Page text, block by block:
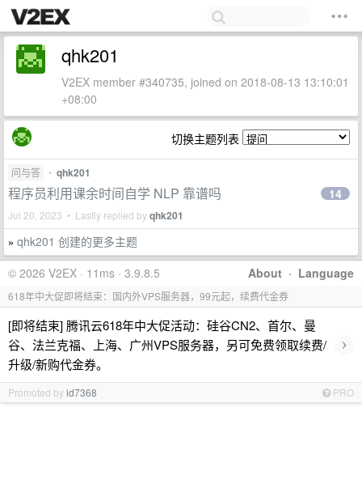
qhk201
V2EX member #340735, joined on 2018-08-13 13:10:01
+08:00
切换主题列表
问与答 • qhk201
程序员利用课余时间自学 NLP 靠谱吗
Jul 20, 2023 • Lastly replied byqhk201
14
» qhk201 创建的更多主题
About · Language
© 2026 V2EX · 11ms · 3.9.8.5
618年中大促即将结束：国内外VPS服务器，99元起，续费代金券
[即将结束] 腾讯云618年中大促活动：硅谷CN2、首尔、曼
谷、法兰克福、上海、广州VPS服务器，另可免费领取续费/
升级/新购代金券。
›
Promoted byid7368 PRO